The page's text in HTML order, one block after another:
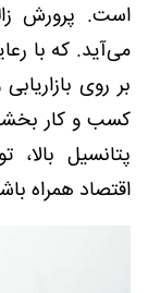
است. پرورش
می‌آید. که با
بر روی
کسب و کار
پتانسیل
اقتصاد همراه